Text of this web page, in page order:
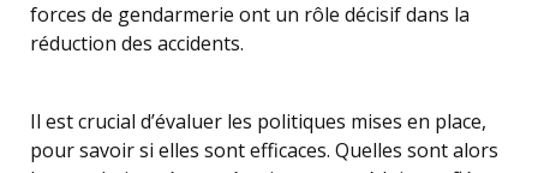
forces de gendarmerie ont un rôle décisif dans la
réduction des accidents.
Il est crucial d’évaluer les politiques mises en place,
pour savoir si elles sont efficaces. Quelles sont alors